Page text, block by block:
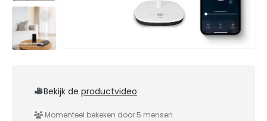
Bekijk deproductvideo
Momenteel bekeken door 5 mensen